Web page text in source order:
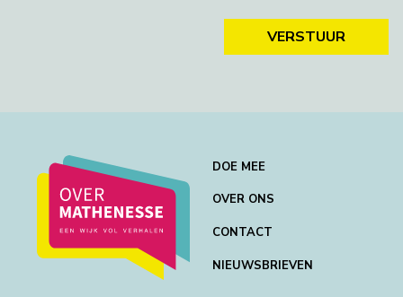
VERSTUUR
DOE MEE
OVER ONS
CONTACT
NIEUWSBRIEVEN